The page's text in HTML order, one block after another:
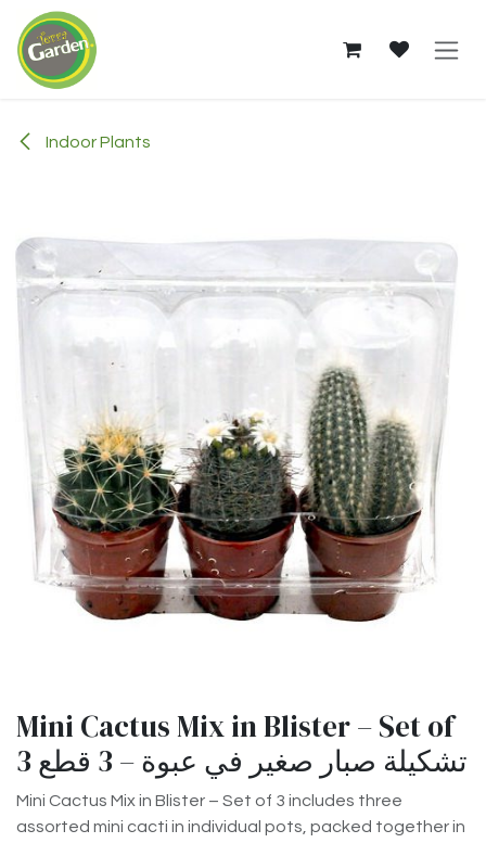
Skip to Content
Indoor Plants
Mini Cactus Mix in Blister – Set of
3 تشكيلة صبار صغير في عبوة – 3 قطع
Mini Cactus Mix in Blister – Set of 3 includes three
assorted mini cacti in individual pots, packed together in